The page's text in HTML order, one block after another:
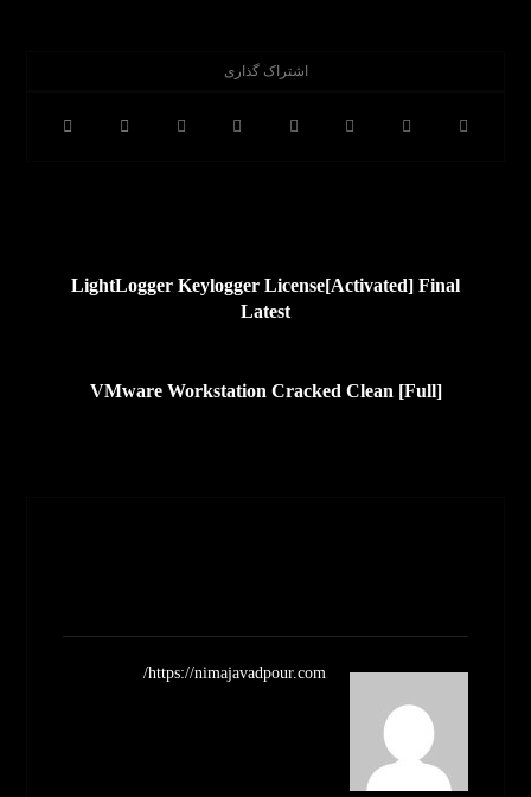
LightLogger Keylogger License[Activated] Final
Latest
VMware Workstation Cracked Clean [Full]
https://nimajavadpour.com/